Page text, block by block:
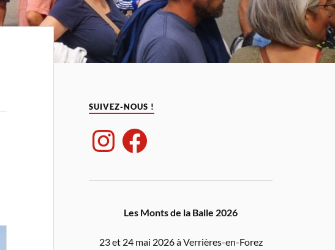
SUIVEZ-NOUS !
Les Monts de la Balle 2026
23 et 24 mai 2026 à Verrières-en-Forez